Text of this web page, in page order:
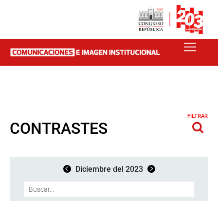
CONTRASTES
FILTRAR
Diciembre del 2023